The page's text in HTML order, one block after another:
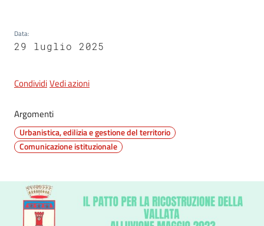
Data:
29 luglio 2025
CondividiVedi azioni
Argomenti
Urbanistica, edilizia e gestione del territorio
Comunicazione istituzionale